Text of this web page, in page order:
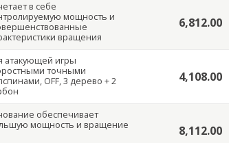
в себе
мощность и
вращения
6,812.00
атакующей игры
точными
OFF, 3 дерево + 2
4,108.00
обеспечивает
мощность и вращение
8,112.00